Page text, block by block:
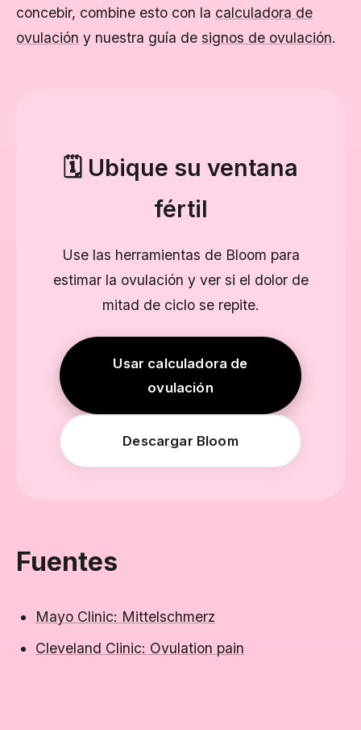
concebir, combine esto con la calculadora de
ovulación y nuestra guía de signos de ovulación.
🗓️ Ubique su ventana
fértil
Use las herramientas de Bloom para
estimar la ovulación y ver si el dolor de
mitad de ciclo se repite.
Usar calculadora de
ovulación
Descargar Bloom
Fuentes
Mayo Clinic: Mittelschmerz
Cleveland Clinic: Ovulation pain